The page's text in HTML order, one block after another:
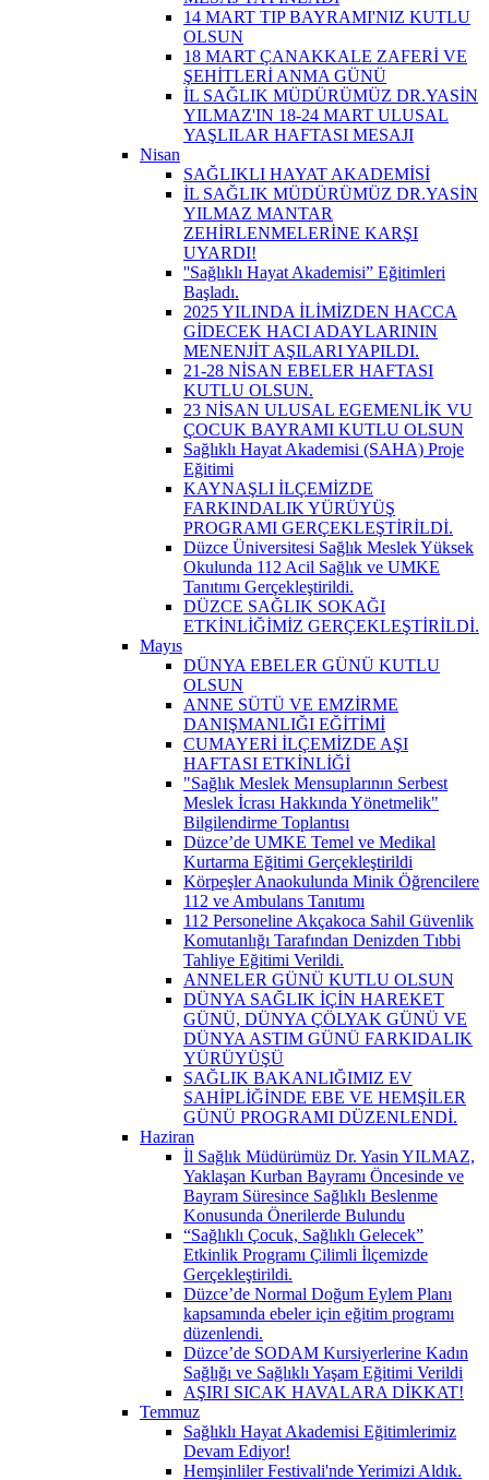
14 MART TIP BAYRAMI'NIZ KUTLU
OLSUN
18 MART ÇANAKKALE ZAFERİ VE
ŞEHİTLERİ ANMA GÜNÜ
İL SAĞLIK MÜDÜRÜMÜZ DR.YASİN
YILMAZ'IN 18-24 MART ULUSAL
YAŞLILAR HAFTASI MESAJI
Nisan
SAĞLIKLI HAYAT AKADEMİSİ
İL SAĞLIK MÜDÜRÜMÜZ DR.YASİN
YILMAZ MANTAR
ZEHİRLENMELERİNE KARŞI
UYARDI!
''Sağlıklı Hayat Akademisi” Eğitimleri
Başladı.
2025 YILINDA İLİMİZDEN HACCA
GİDECEK HACI ADAYLARININ
MENENJİT AŞILARI YAPILDI.
21-28 NİSAN EBELER HAFTASI
KUTLU OLSUN.
23 NİSAN ULUSAL EGEMENLİK VU
ÇOCUK BAYRAMI KUTLU OLSUN
Sağlıklı Hayat Akademisi (SAHA) Proje
Eğitimi
KAYNAŞLI İLÇEMİZDE
FARKINDALIK YÜRÜYÜŞ
PROGRAMI GERÇEKLEŞTİRİLDİ.
Düzce Üniversitesi Sağlık Meslek Yüksek
Okulunda 112 Acil Sağlık ve UMKE
Tanıtımı Gerçekleştirildi.
DÜZCE SAĞLIK SOKAĞI
ETKİNLİĞİMİZ GERÇEKLEŞTİRİLDİ.
Mayıs
DÜNYA EBELER GÜNÜ KUTLU
OLSUN
ANNE SÜTÜ VE EMZİRME
DANIŞMANLIĞI EĞİTİMİ
CUMAYERİ İLÇEMİZDE AŞI
HAFTASI ETKİNLİĞİ
"Sağlık Meslek Mensuplarının Serbest
Meslek İcrası Hakkında Yönetmelik"
Bilgilendirme Toplantısı
Düzce’de UMKE Temel ve Medikal
Kurtarma Eğitimi Gerçekleştirildi
Körpeşler Anaokulunda Minik Öğrencilere
112 ve Ambulans Tanıtımı
112 Personeline Akçakoca Sahil Güvenlik
Komutanlığı Tarafından Denizden Tıbbi
Tahliye Eğitimi Verildi.
ANNELER GÜNÜ KUTLU OLSUN
DÜNYA SAĞLIK İÇİN HAREKET
GÜNÜ, DÜNYA ÇÖLYAK GÜNÜ VE
DÜNYA ASTIM GÜNÜ FARKIDALIK
YÜRÜYÜŞÜ
SAĞLIK BAKANLIĞIMIZ EV
SAHİPLİĞİNDE EBE VE HEMŞİLER
GÜNÜ PROGRAMI DÜZENLENDİ.
Haziran
İl Sağlık Müdürümüz Dr. Yasin YILMAZ,
Yaklaşan Kurban Bayramı Öncesinde ve
Bayram Süresince Sağlıklı Beslenme
Konusunda Önerilerde Bulundu
“Sağlıklı Çocuk, Sağlıklı Gelecek”
Etkinlik Programı Çilimli İlçemizde
Gerçekleştirildi.
Düzce’de Normal Doğum Eylem Planı
kapsamında ebeler için eğitim programı
düzenlendi.
Düzce’de SODAM Kursiyerlerine Kadın
Sağlığı ve Sağlıklı Yaşam Eğitimi Verildi
AŞIRI SICAK HAVALARA DİKKAT!
Temmuz
Sağlıklı Hayat Akademisi Eğitimlerimiz
Devam Ediyor!
Hemşinliler Festivali'nde Yerimizi Aldık.